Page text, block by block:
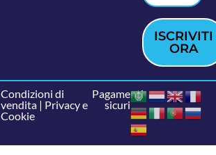
ISCRIVITI
ORA
Condizioni di
vendita| Privacy e
Cookie
Pagamenti
sicuri